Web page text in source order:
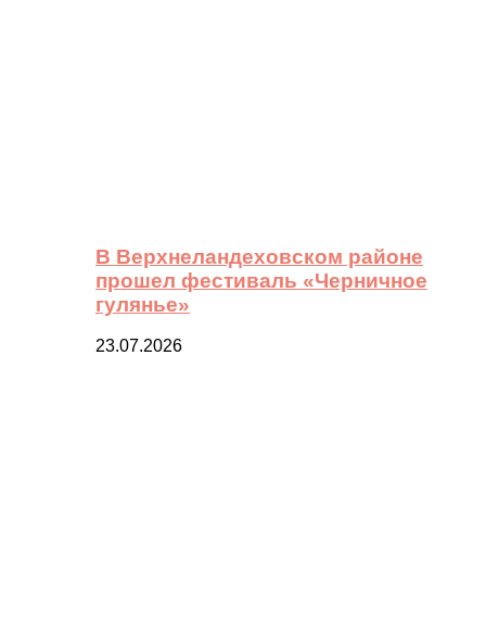
В Верхнеландеховском районе
прошел фестиваль «Черничное
гулянье»
23.07.2026